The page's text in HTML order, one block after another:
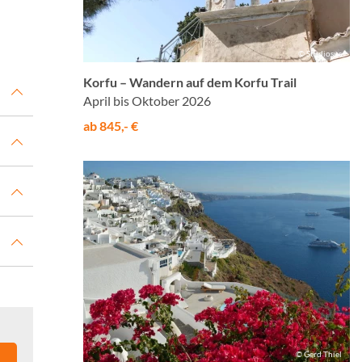
© Studiosus
Korfu – Wandern auf dem Korfu Trail
April bis Oktober 2026
ab 845,- €
© Gerd Thiel